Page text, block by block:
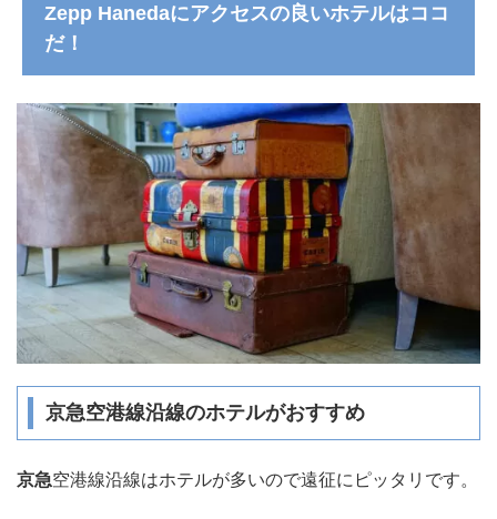
Zepp Hanedaにアクセスの良いホテルはココ
だ！
京急空港線沿線のホテルがおすすめ
京急空港線沿線はホテルが多いので遠征にピッタリです。